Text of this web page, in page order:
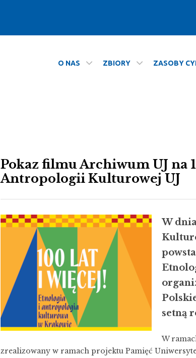
O NAS ZBIORY ZASOBY
Pokaz filmu Archiwum UJ
Antropologii Kulturowej UJ
W
setną
W
zrealizowany w ramach projektu Pamięć